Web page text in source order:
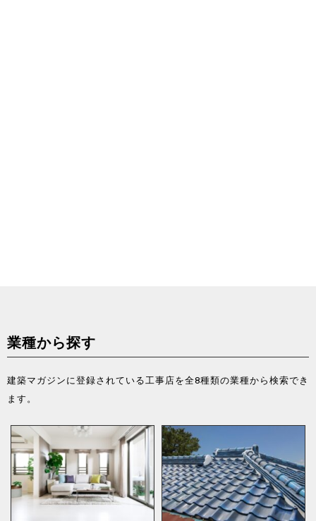
業種から探す
建築マガジンに登録されている工事店を全8種類の業種から検索でき
ます。